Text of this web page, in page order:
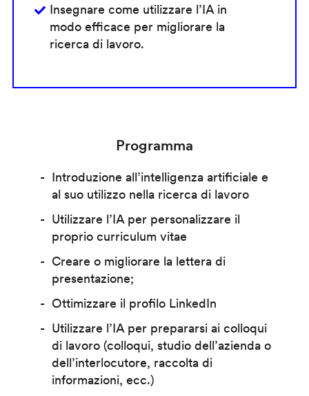
Insegnare come utilizzare l’IA in
modo efficace per migliorare la
ricerca di lavoro.
Programma
Introduzione all’intelligenza artificiale e
al suo utilizzo nella ricerca di lavoro
Utilizzare l’IA per personalizzare il
proprio curriculum vitae
Creare o migliorare la lettera di
presentazione;
Ottimizzare il profilo LinkedIn
Utilizzare l’IA per prepararsi ai colloqui
di lavoro (colloqui, studio dell’azienda o
dell’interlocutore, raccolta di
informazioni, ecc.)